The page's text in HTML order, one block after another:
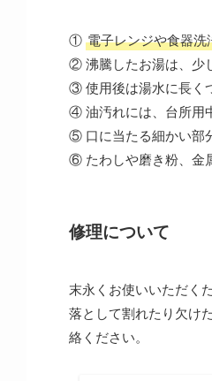
① 電子レンジや食器
② 沸騰したお湯は、少
③ 使用後は湯水に長く
④ 油汚れには、台所用
⑤ 口に当たる細かい部
⑥ たわしや磨き粉、金
修理について
末永くお使いいただく
落として割れたり欠け
絡ください。